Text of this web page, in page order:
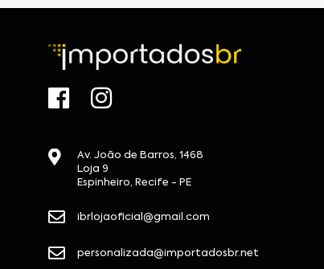
Av. João de Barros, 1468
Loja 9
Espinheiro, Recife - PE
ibrlojaoficial@gmail.com
personalizada@importadosbr.net